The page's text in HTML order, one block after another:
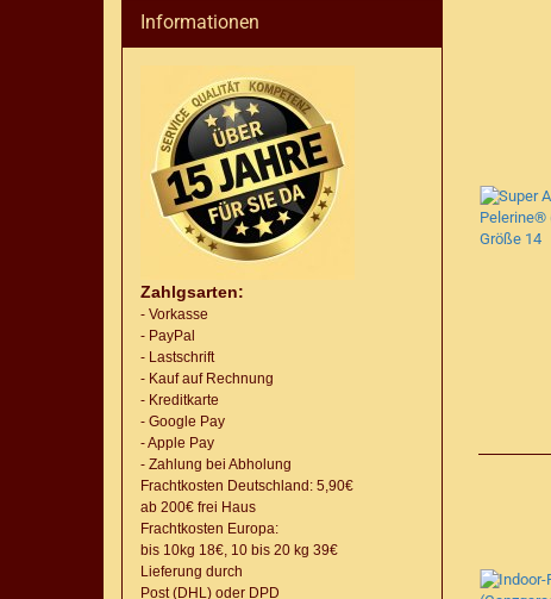
Informationen
Zahlgsarten:
- Vorkasse
- PayPal
- Lastschrift
- Kauf auf Rechnung
- Kreditkarte
- Google Pay
- Apple Pay
- Zahlung bei Abholung
Frachtkosten Deutschland: 5,90€
ab 200€ frei Haus
Frachtkosten Europa:
bis 10kg 18€, 10 bis 20 kg 39€
Lieferung durch
Post (DHL) oder DPD